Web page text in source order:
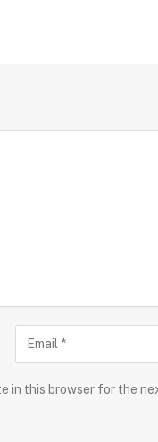
in this browser for the